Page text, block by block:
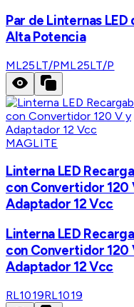
Par de Linternas LED
Alta Potencia
ML25LT/PML25LT/P
MAGLITE
Linterna LED
con Convertidor 120
Adaptador 12 Vcc
Linterna LED
con Convertidor 120
Adaptador 12 Vcc
RL1019RL1019